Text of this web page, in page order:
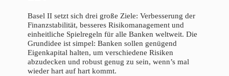
Basel II setzt sich drei große Ziele: Verbesserung der
Finanzstabilität, besseres Risikomanagement und
einheitliche Spielregeln für alle Banken weltweit. Die
Grundidee ist simpel: Banken sollen genügend
Eigenkapital halten, um verschiedene Risiken
abzudecken und robust genug zu sein, wenn’s mal
wieder hart auf hart kommt.